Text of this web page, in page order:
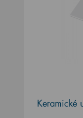
Keramické